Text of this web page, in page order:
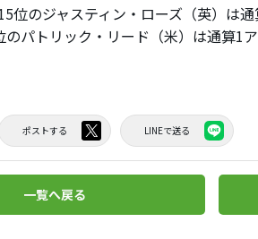
位のジャスティン・ローズ（英）は
パトリック・リード（米）は通算1
ポストする LINEで送る
一覧へ戻る